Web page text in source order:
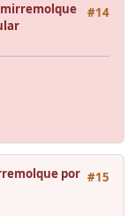
#14
#15
por